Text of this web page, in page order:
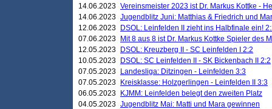
14.06.2023 Vereinsmeister 2023 ist Dr. Markus Kottke -
14.06.2023 Jugendblitz Juni: Matthias & Friedrich und
12.06.2023
DSOL: Leinfelden II zieht ins Halbfinale ein!
07.06.2023
Mit 8 aus 8 ist Dr. Markus Kottke Spieler des
12.05.2023
DSOL: Kreuzberg II - SC Leinfelden I 2:2
10.05.2023
DSOL: SC Leinfelden II - SK Bickenbach II 2:2
07.05.2023
Landesliga: Ditzingen - Leinfelden 3:3
07.05.2023
Kreisklasse: Holzgerlingen - Leinfelden II 3:3
06.05.2023
KJMM: Leinfelden belegt den zweiten Platz
04.05.2023 Jugendblitz Mai: Matti und Mara gewinnen